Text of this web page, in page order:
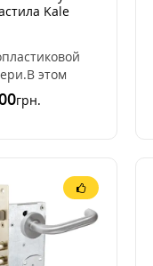
Kale
этом
цилиндр
ключ
грн.